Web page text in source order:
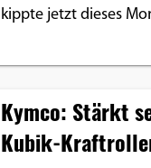
kippte jetzt dieses
Kymco: Stärkt
Kubik-